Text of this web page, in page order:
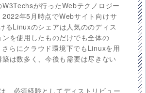
W3Techsが行ったWebテクノロジー
2022年5月時点でWebサイト向けサ
るLinuxのシェアは人気ののディス
ンを使用したものだけでも全体の
らにクラウド環境下でもLinuxを用
は数多く、今後も需要は尽きない
、必須経験としてディストリビュー